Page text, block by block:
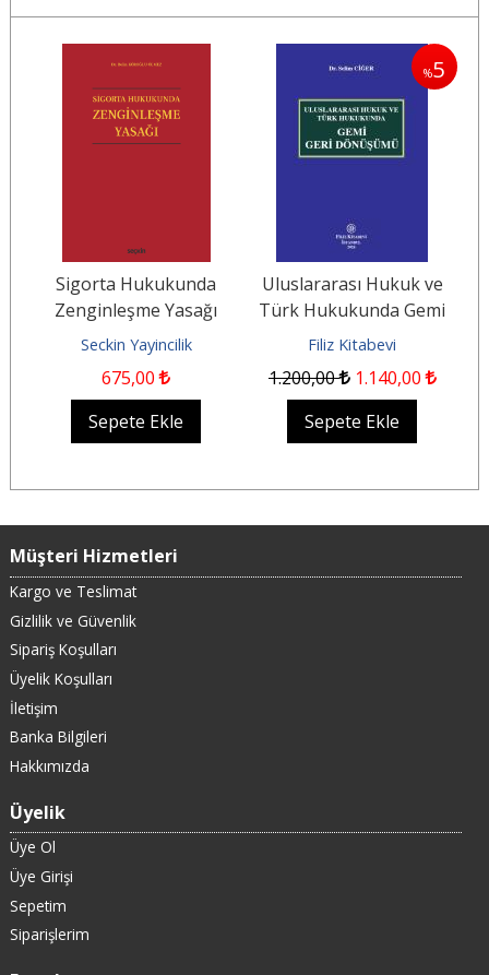
Sigorta Hukukunda
Zenginleşme Yasağı
Seckin Yayincilik
675,00
Sepete Ekle
%5
Uluslararası Hukuk ve
Türk Hukukunda Gemi
Geri Dönüşümü
Filiz Kitabevi
1.200,00 1.140,00
Sepete Ekle
Müşteri Hizmetleri
Kargo ve Teslimat
Gizlilik ve Güvenlik
Sipariş Koşulları
Üyelik Koşulları
İletişim
Banka Bilgileri
Hakkımızda
Üyelik
Üye Ol
Üye Girişi
Sepetim
Siparişlerim